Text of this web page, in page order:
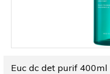
Euc dc det purif 400ml